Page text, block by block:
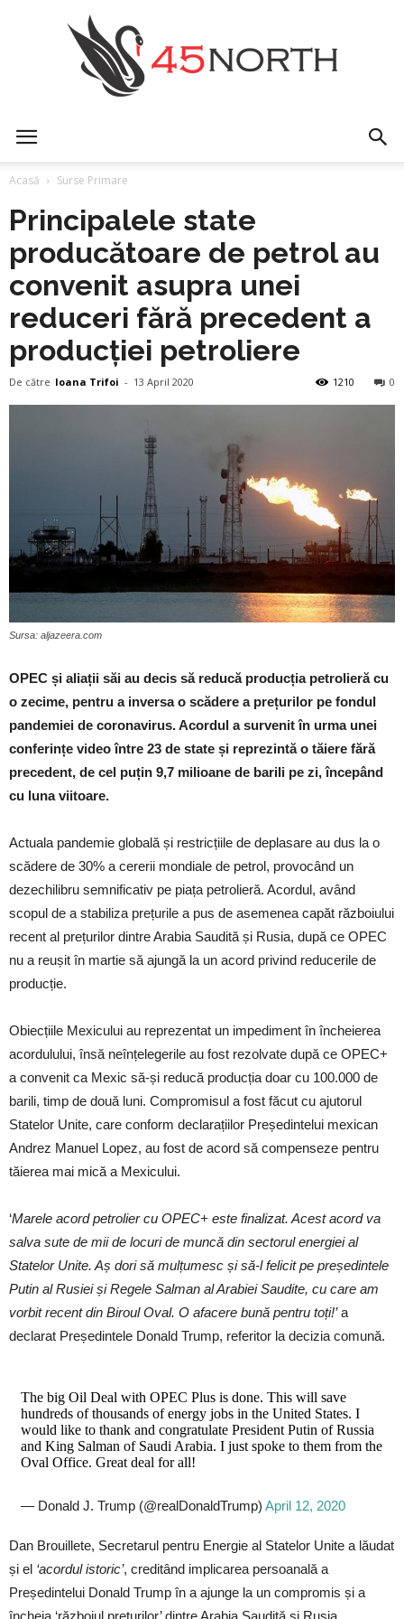
Acasă Surse Primare
Principalele state
producătoare de petrol au
convenit asupra unei
reduceri fără precedent a
producției petroliere
De către Ioana Trifoi - 13 April 2020 0
1210
Sursa: aljazeera.com
OPEC și aliații săi au decis să reducă producția petrolieră cu
o zecime, pentru a inversa o scădere a prețurilor pe fondul
pandemiei de coronavirus. Acordul a survenit în urma unei
conferințe video între 23 de state și reprezintă o tăiere fără
precedent, de cel puțin 9,7 milioane de barili pe zi, începând
cu luna viitoare.
Actuala pandemie globală și restricțiile de deplasare au dus la o
scădere de 30% a cererii mondiale de petrol, provocând un
dezechilibru semnificativ pe piața petrolieră. Acordul, având
scopul de a stabiliza prețurile a pus de asemenea capăt războiului
recent al prețurilor dintre Arabia Saudită și Rusia, după ce OPEC
nu a reușit în martie să ajungă la un acord privind reducerile de
producție.
Obiecțiile Mexicului au reprezentat un impediment în încheierea
acordulului, însă neînțelegerile au fost rezolvate după ce OPEC+
a convenit ca Mexic să-și reducă producția doar cu 100.000 de
barili, timp de două luni. Compromisul a fost făcut cu ajutorul
Statelor Unite, care conform declarațiilor Președintelui mexican
Andrez Manuel Lopez, au fost de acord să compenseze pentru
tăierea mai mică a Mexicului.
‘Marele acord petrolier cu OPEC+ este finalizat. Acest acord va
salva sute de mii de locuri de muncă din sectorul energiei al
Statelor Unite. Aș dori să mulțumesc și să-l felicit pe președintele
Putin al Rusiei și Regele Salman al Arabiei Saudite, cu care am
vorbit recent din Biroul Oval. O afacere bună pentru toți!’a
declarat Președintele Donald Trump, referitor la decizia comună.
The big Oil Deal with OPEC Plus is done. This will save
hundreds of thousands of energy jobs in the United States. I
would like to thank and congratulate President Putin of Russia
and King Salman of Saudi Arabia. I just spoke to them from the
Oval Office. Great deal for all!
— Donald J. Trump (@realDonaldTrump) April 12, 2020
Dan Brouillete, Secretarul pentru Energie al Statelor Unite a lăudat
și el ‘acordul istoric’, creditând implicarea persoanală a
Președintelui Donald Trump în a ajunge la un compromis și a
încheia ‘războiul prețurilor’ dintre Arabia Saudită și Rusia.